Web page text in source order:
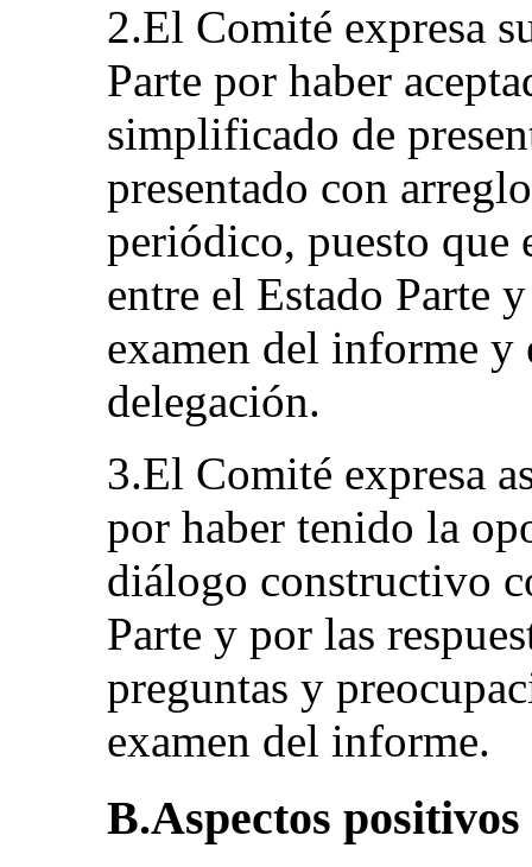
2.El Comité expresa
Parte por haber
simplificado de
presentado con
periódico, puesto que
entre el Estado Parte
examen del informe
delegación.
3.El Comité expresa
por haber tenido la
diálogo constructivo
Parte y por las
preguntas y
examen del informe.
B.Aspectos positivos